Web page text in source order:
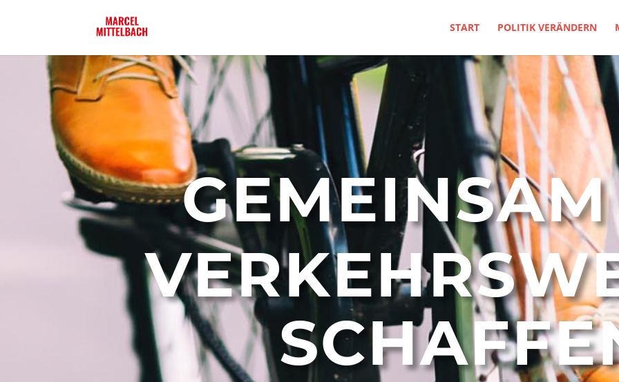
START POLITIK VERÄNDERN